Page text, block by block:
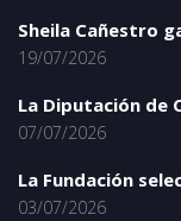
Sheila Cañestro
19/07/2026
La Diputación de
07/07/2026
La Fundación
03/07/2026